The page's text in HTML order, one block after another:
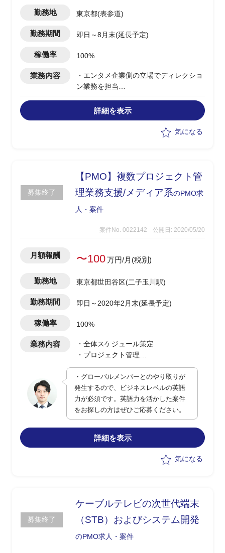
勤務地 東京都(表参道)
勤務期間 即日～8月末(延長予定)
稼働率 100%
業務内容
・エンタメ企業側の立場でディレクショ
ン業務を担当
ステークホルダーとの調整とマネジメン
ト
・月に１、２度、土日祝日に軽微な対応
詳細を表示
気になる
募集終了
【PMO】複数プロジェクト管
理業務支援/メディア系のPMO求
人・案件
案件No. 0022142 公開日: 2020/05/20
月額報酬 〜100万円/月(税別)
勤務地 東京都世田谷区(二子玉川駅)
勤務期間 即日～2020年2月末(延長予定)
稼働率 100%
業務内容
・全体スケジュール策定
・プロジェクト管理
・日本語/英語での資料作成
・議事録作成
・グローバルメンバーとのやり取りが
発生するので、ビジネスレベルの英語
力が必須です。英語力を活かした案件
をお探しの方はぜひご応募ください。
詳細を表示
気になる
募集終了
ケーブルテレビの次世代端末
（STB）およびシステム開発
のPMO求人・案件